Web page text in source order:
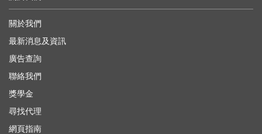
關於我們
最新消息及資訊
廣告查詢
聯絡我們
獎學金
尋找代理
網頁指南